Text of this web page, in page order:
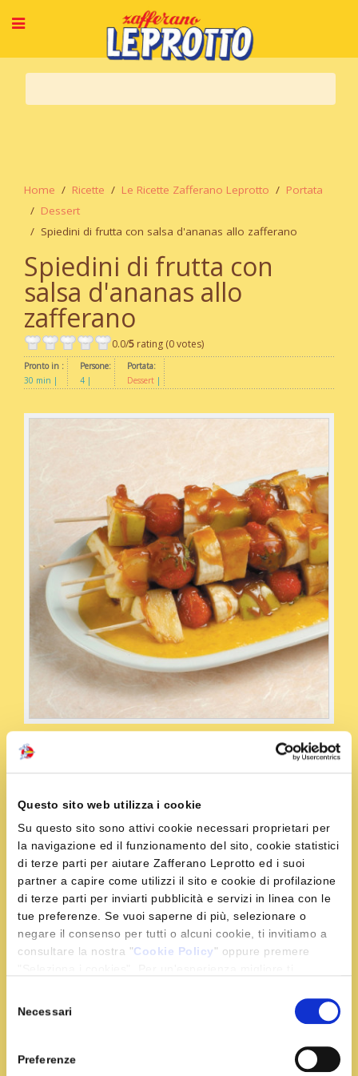
Questo sito web utilizza i cookie
Su questo sito sono attivi cookie necessari proprietari per
la navigazione ed il funzionamento del sito, cookie statistici
di terze parti per aiutare Zafferano Leprotto ed i suoi
partner a capire come utilizzi il sito e cookie di profilazione
di terze parti per inviarti pubblicità e servizi in linea con le
tue preferenze. Se vuoi saperne di più, selezionare o
negare il consenso per tutti o alcuni cookie, ti invitiamo a
consultare la nostra "Cookie Policy" oppure premere
delNecessari
Preferenze
Home Ricette Le Ricette Zafferano Leprotto
Portata
Dessert
Spiedini di frutta con salsa d'ananas allo zafferano
Spiedini di frutta con
salsa d'ananas allo
zafferano
0.0/5 rating (0 votes)
Pronto in :
30 min
Persone:
4
Portata:
Dessert
Condividi la ricetta
Ingredienti
200 g. di ananas fresco
12 fragole
3 banane
1 mela verde
3 cucchiai di rhum
2 cucchiai di zucchero